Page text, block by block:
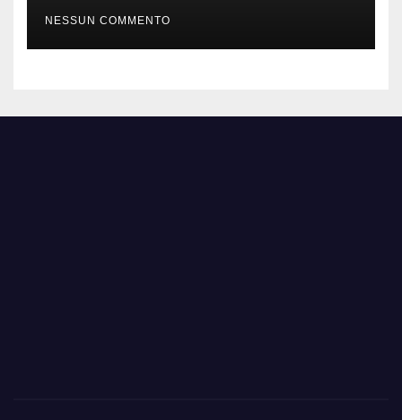
NESSUN COMMENTO